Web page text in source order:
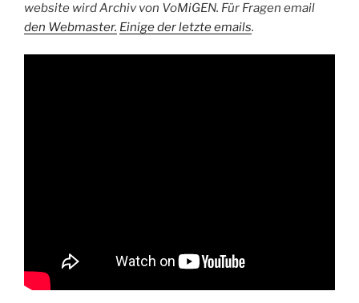
website wird Archiv von VoMiGEN. Für Fragen email
den Webmaster. Einige der letzte emails.